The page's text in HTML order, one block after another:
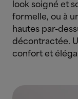
look soigné et
formelle, ou à
hautes par-
décontractée.
confort et